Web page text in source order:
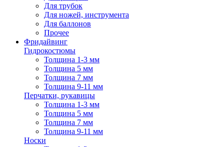
Для трубок
Для ножей, инструмента
Для баллонов
Прочее
Фридайвинг
Гидрокостюмы
Толщина 1-3 мм
Толщина 5 мм
Толщина 7 мм
Толщина 9-11 мм
Перчатки, рукавицы
Толщина 1-3 мм
Толщина 5 мм
Толщина 7 мм
Толщина 9-11 мм
Носки